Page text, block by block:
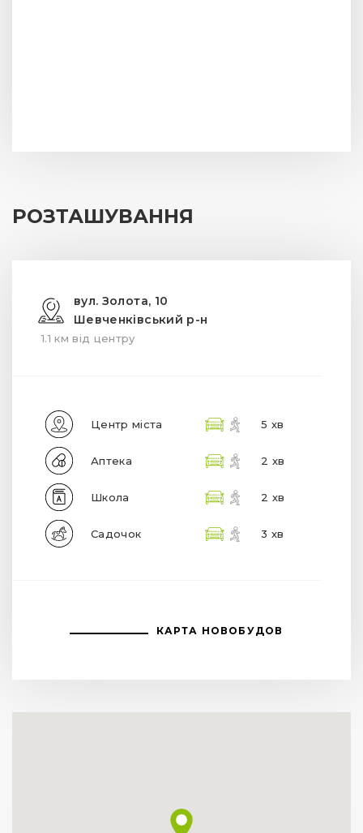
РОЗТАШУВАННЯ
вул. Золота, 10
Шевченківський р-н
1.1 км від центру
Центр міста 5 хв
Аптека 2 хв
Школа 2 хв
Садочок 3 хв
КАРТА НОВОБУДОВ